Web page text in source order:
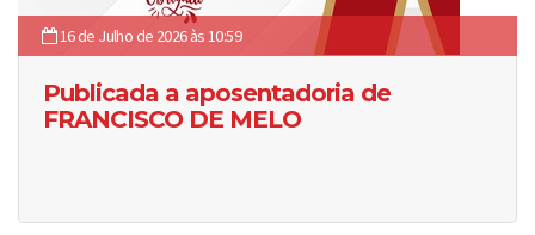
16 de Julho de 2026 às 10:59
Publicada a aposentadoria de
FRANCISCO DE MELO